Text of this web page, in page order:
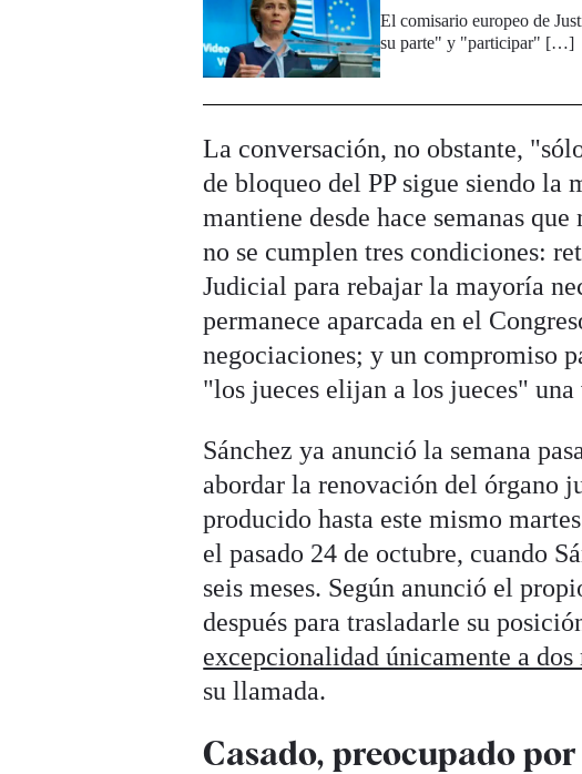
El comisario europeo de
su parte" y "participar" […]
La conversación, no obstante,
de bloqueo del PP sigue siendo la
mantiene desde hace semanas
no se cumplen tres condiciones:
Judicial para rebajar la mayoría
permanece aparcada en el
negociaciones; y un compromiso
"los jueces elijan a los jueces" una
Sánchez ya anunció la semana
abordar la renovación del órgano
producido hasta este mismo
el pasado 24 de octubre, cuando
seis meses. Según anunció el
después para trasladarle su
excepcionalidad únicamente a dos
su llamada.
Casado, preocupado